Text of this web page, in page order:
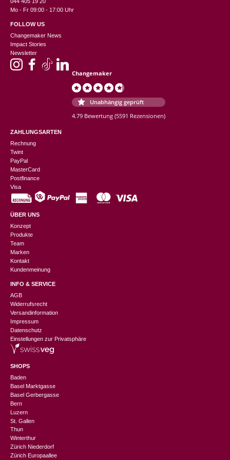
Mo - Fr 09:00 - 17:00 Uhr
FOLLOW US
Changemaker News
Impact Stories
Newsletter
Changemaker
Unabhängig geprüft
4.79 Bewertung (5591 Rezensionen)
ZAHLUNGSARTEN
Rechnung
Twint
PayPal
MasterCard
Postfinance
Visa
ÜBER UNS
Konzept
Produkte
Team
Marken
Kontakt
Kundenmeinung
INFO & SERVICE
AGB
Widerrufsrecht
Versandinformation
Impressum
Datenschutz
Einstellungen zur Privatsphäre
SHOPS
Baden
Basel Marktgasse
Basel Gerbergasse
Bern
Luzern
St. Gallen
Thun
Winterthur
Zürich Niederdorf
Zürich Europaallee